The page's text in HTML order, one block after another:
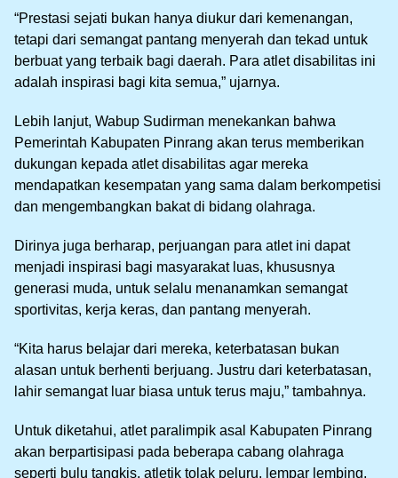
“Prestasi sejati bukan hanya diukur dari kemenangan,
tetapi dari semangat pantang menyerah dan tekad untuk
berbuat yang terbaik bagi daerah. Para atlet disabilitas ini
adalah inspirasi bagi kita semua,” ujarnya.
Lebih lanjut, Wabup Sudirman menekankan bahwa
Pemerintah Kabupaten Pinrang akan terus memberikan
dukungan kepada atlet disabilitas agar mereka
mendapatkan kesempatan yang sama dalam berkompetisi
dan mengembangkan bakat di bidang olahraga.
Dirinya juga berharap, perjuangan para atlet ini dapat
menjadi inspirasi bagi masyarakat luas, khususnya
generasi muda, untuk selalu menanamkan semangat
sportivitas, kerja keras, dan pantang menyerah.
“Kita harus belajar dari mereka, keterbatasan bukan
alasan untuk berhenti berjuang. Justru dari keterbatasan,
lahir semangat luar biasa untuk terus maju,” tambahnya.
Untuk diketahui, atlet paralimpik asal Kabupaten Pinrang
akan berpartisipasi pada beberapa cabang olahraga
seperti bulu tangkis, atletik tolak peluru, lempar lembing,